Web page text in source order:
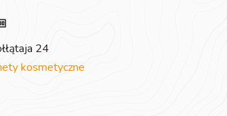
24
kosmetyczne